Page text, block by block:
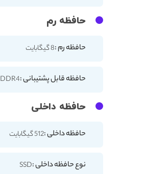
حافظه رم
حافظه رم :8 گیگابایت
حافظه قابل پشتیبانی :DDR4
حافظه داخلی
حافظه داخلی :512 گیگابایت
نوع حافظه داخلی :SSD